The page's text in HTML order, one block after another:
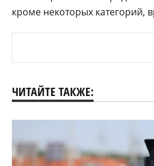
кроме некоторых категорий,
ЧИТАЙТЕ ТАКЖЕ: